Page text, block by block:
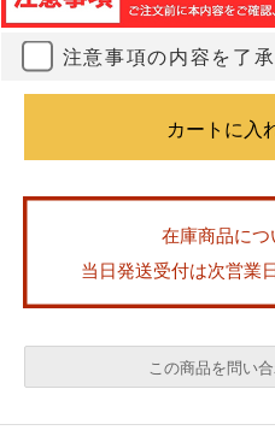
注意事項の内容を了
在庫商品につ
当日発送受付は次営業
この商品を問い